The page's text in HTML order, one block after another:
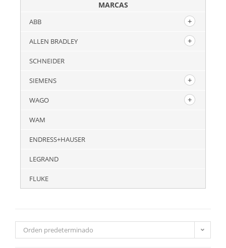
MARCAS
ABB
ALLEN BRADLEY
SCHNEIDER
SIEMENS
WAGO
WAM
ENDRESS+HAUSER
LEGRAND
FLUKE
Orden predeterminado